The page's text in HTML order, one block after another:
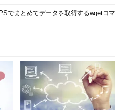
でまとめてデータを取得するwgetコマ